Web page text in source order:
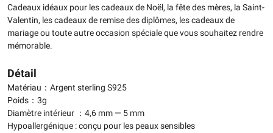
Cadeaux idéaux pour les cadeaux de Noël, la fête des mères, la Saint-
Valentin, les cadeaux de remise des diplômes, les cadeaux de
mariage ou toute autre occasion spéciale que vous souhaitez rendre
mémorable.
Détail
Matériau：Argent sterling S925
Poids：3g
Diamètre intérieur ：4,6 mm — 5 mm
Hypoallergénique : conçu pour les peaux sensibles